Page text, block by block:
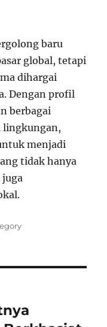
baru
global, tetapi
dihargai
Dengan profil
berbagai
lingkungan,
menjadi
tidak hanya